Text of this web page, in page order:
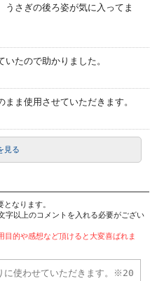
うさぎの後ろ姿が気に入ってま
たので助かりました。
ま使用させていただきます。
見る
となります。
字以上のコメントを入れる必要がござい
目的や感想など頂けると大変喜ばれま